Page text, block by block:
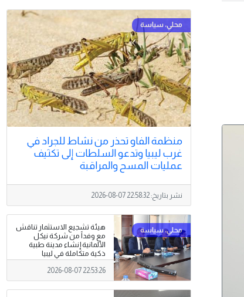
منظمة الفاو تحذر من نشاط للجراد في
غرب ليبيا وتدعو السلطات إلى تكثيف
عمليات المسح والمراقبة
نشر بتاريخ:2026-08-07 22:58:32
هيئة تشجيع الاستثمار تناقش
مع وفداً من شركة نيكل
الألمانية إنشاء مدينة طبية
ذكية متكاملة في ليبيا
2026-08-07 22:53:26